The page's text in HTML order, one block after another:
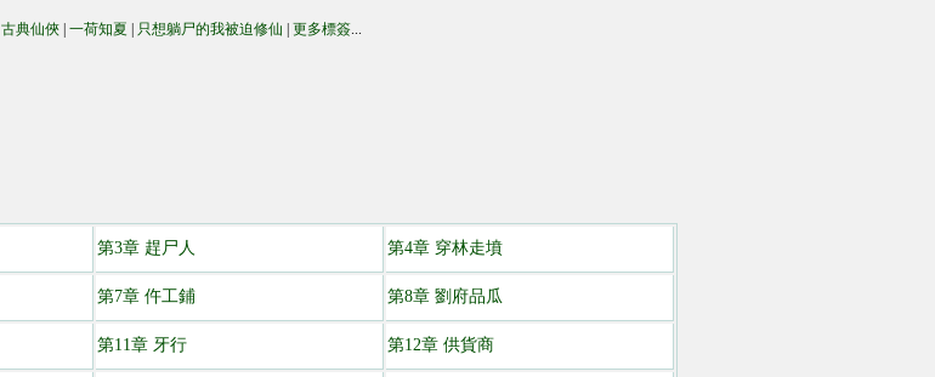
古典仙俠 一荷知夏 只想躺尸的我被迫修仙 更多標簽...
第3章 趕尸人 第4章 穿林走墳
第7章 仵工鋪 第8章 劉府品瓜
第11章 牙行 第12章 供貨商